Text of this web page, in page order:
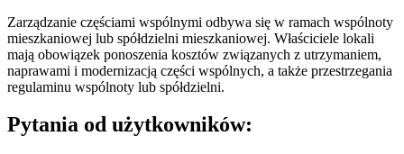
Zarządzanie częściami wspólnymi odbywa się w ramach wspólnoty
mieszkaniowej lub spółdzielni mieszkaniowej. Właściciele lokali
mają obowiązek ponoszenia kosztów związanych z utrzymaniem,
naprawami i modernizacją części wspólnych, a także przestrzegania
regulaminu wspólnoty lub spółdzielni.
Pytania od użytkowników: